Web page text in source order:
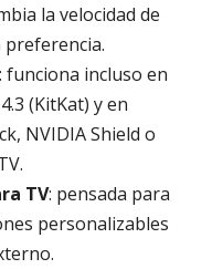
la velocidad de
: funciona incluso en
(KitKat) y en
NVIDIA Shield o
TV: pensada para
personalizables